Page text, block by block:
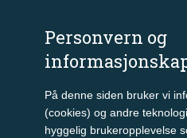
Personvern og
På denne siden bruker vi
(cookies) og andre
hyggelig brukeropplevelse